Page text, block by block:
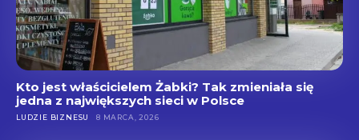
Kto jest właścicielem Żabki? Tak zmieniała się
jedna z największych sieci w Polsce
LUDZIE BIZNESU 8 MARCA, 2026